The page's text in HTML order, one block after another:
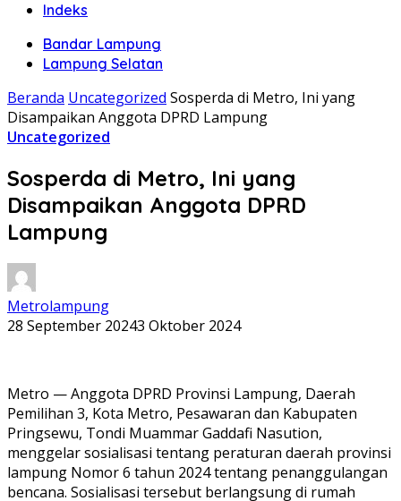
Indeks
Bandar Lampung
Lampung Selatan
Beranda Uncategorized Sosperda di Metro, Ini yang
Disampaikan Anggota DPRD Lampung
Uncategorized
Sosperda di Metro, Ini yang
Disampaikan Anggota DPRD
Lampung
Metrolampung
28 September 20243 Oktober 2024
Metro — Anggota DPRD Provinsi Lampung, Daerah
Pemilihan 3, Kota Metro, Pesawaran dan Kabupaten
Pringsewu, Tondi Muammar Gaddafi Nasution,
menggelar sosialisasi tentang peraturan daerah provinsi
lampung Nomor 6 tahun 2024 tentang penanggulangan
bencana. Sosialisasi tersebut berlangsung di rumah